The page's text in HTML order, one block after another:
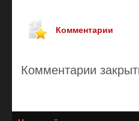
Комментарии
Комментарии